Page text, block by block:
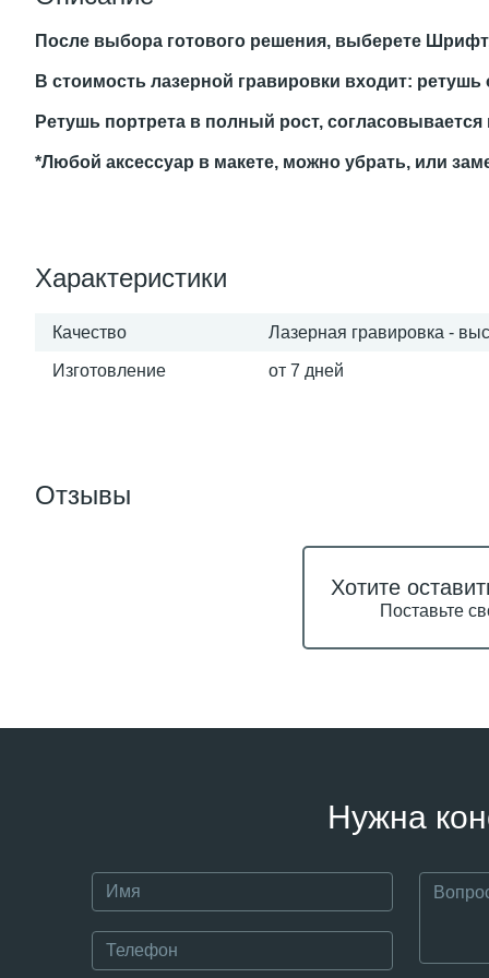
После выбора готового решения, выберете Шрифт,
В стоимость лазерной гравировки входит:
Ретушь портрета в полный рост,
*Любой аксессуар в макете, можно убрать, или
Характеристики
Качество Лазерная гравировка -
Изготовление от 7 дней
Отзывы
Хотите
Поставьте
Нужна